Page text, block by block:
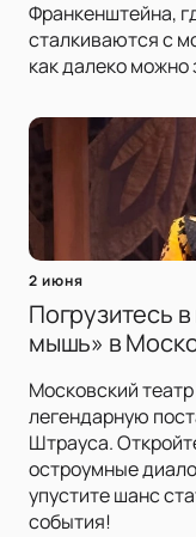
Франкенштейна,
сталкиваются с
как далеко можно
2 июня
Погрузитесь
мышь» в
Московский
легендарную
Штрауса.
остроумные
упустите шанс
события!